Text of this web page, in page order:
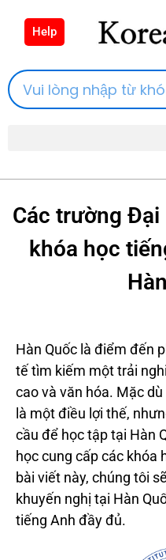
Help
Các trường
khóa học
Hàn Quốc là điểm đến
tế tìm kiếm một trải
cao và văn hóa. Mặc
là một điều lợi thế,
cầu để học tập tại Hàn
học cung cấp các khóa
bài viết này, chúng tôi
khuyến nghị tại Hàn
tiếng Anh đầy đủ.